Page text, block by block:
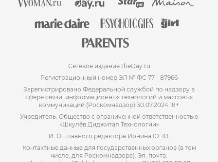
Сетевое издание theDay.ru
Регистрационный номер ЭЛ № ФС 77 - 87966
Зарегистрировано Федеральной службой по надзору в
сфере связи, информационных технологий и массовых
коммуникаций (Роскомнадзор) 30.07.2024 18+
Учредитель: Общество с ограниченной ответственностью
«Шкулёв Диджитал Технологии»
И. О. главного редактора Ионина Ю. Ю.
Контактные данные для государственных органов (в том
числе, для Роскомнадзора): Эл. почта: